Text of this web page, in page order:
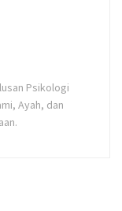
Psikologi
Ayah, dan